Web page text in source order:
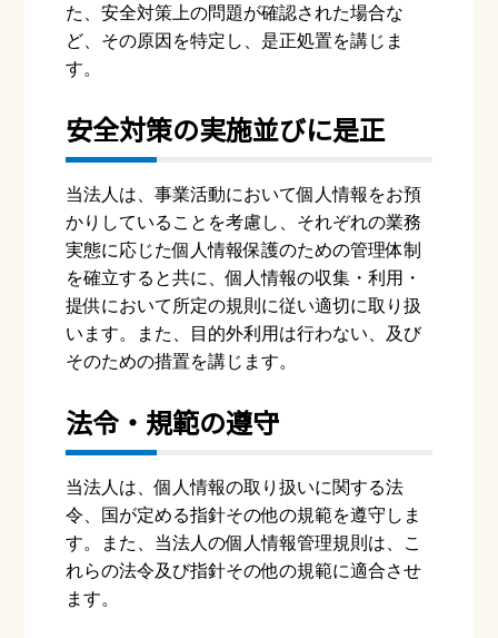
た、安全対策上の問題が確認された場合な
ど、その原因を特定し、是正処置を講じま
す。
安全対策の実施並びに是正
当法⼈は、事業活動において個⼈情報をお預
かりしていることを考慮し、それぞれの業務
実態に応じた個⼈情報保護のための管理体制
を確⽴すると共に、個⼈情報の収集・利⽤・
提供において所定の規則に従い適切に取り扱
います。また、⽬的外利⽤は⾏わない、及び
そのための措置を講じます。
法令・規範の遵守
当法⼈は、個⼈情報の取り扱いに関する法
令、国が定める指針その他の規範を遵守しま
す。また、当法⼈の個⼈情報管理規則は、こ
れらの法令及び指針その他の規範に適合させ
ます。